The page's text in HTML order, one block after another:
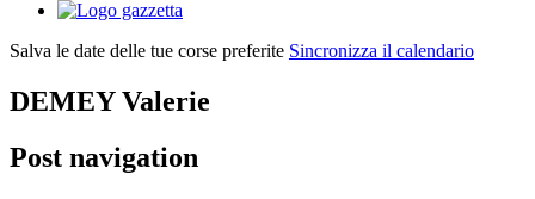
Salva le date delle tue corse preferite Sincronizza il calendario
DEMEY Valerie
Post navigation